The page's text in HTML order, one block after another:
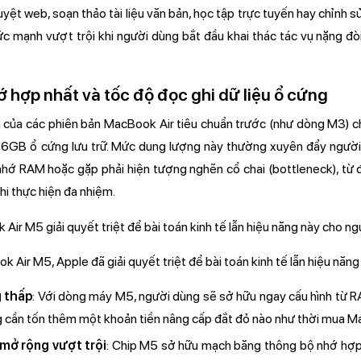
web, soạn thảo tài liệu văn bản, học tập trực tuyến hay chỉnh
mạnh vượt trội khi người dùng bắt đầu khai thác tác vụ nặng
hợp nhất và tốc độ đọc ghi dữ liệu ổ cứng
các phiên bản MacBook Air tiêu chuẩn trước (như dòng M3)
ổ cứng lưu trữ. Mức dung lượng này thường xuyên đẩy
RAM hoặc gặp phải hiện tượng nghẽn cổ chai (bottleneck),
thực hiện đa nhiệm.
Air M5, Apple đã giải quyết triệt để bài toán kinh tế lẫn hiệu
thấp: Với dòng máy M5, người dùng sẽ sở hữu ngay cấu hình từ
cần tốn thêm một khoản tiền nâng cấp đắt đỏ nào như thời mua
rộng vượt trội: Chip M5 sở hữu mạch băng thông bộ nhớ